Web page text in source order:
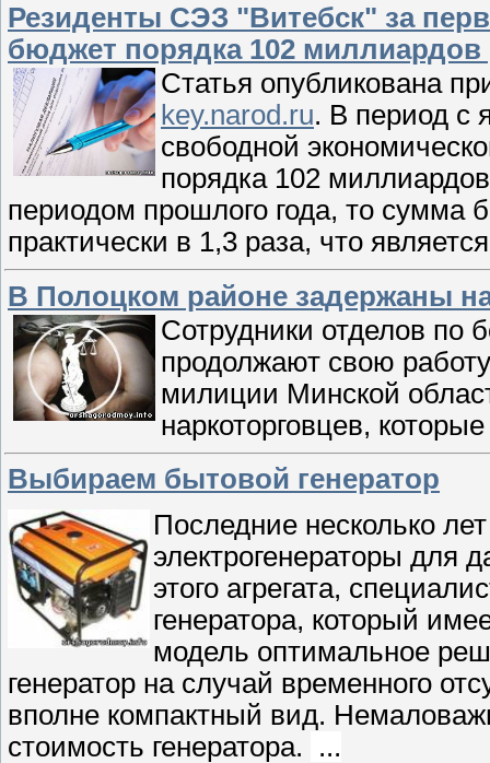
Резиденты СЭЗ "Витебск" за
бюджет порядка 102 миллиардов
Статья опубликована
key.narod.ru. В период с
свободной
порядка 102
периодом прошлого года, то сумма
практически в 1,3 раза, что
В Полоцком районе задержаны
Сотрудники отделов по
продолжают свою
милиции Минской
наркоторговцев,
Выбираем бытовой генератор
Последние несколько
электрогенераторы для
этого агрегата,
генератора, который
модель оптимальное
генератор на случай временного
вполне компактный вид.
стоимость генератора.
...